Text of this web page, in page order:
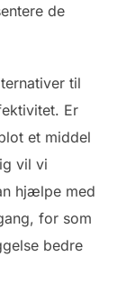
de
til
Er
et middel
vil vi
hjælpe med
for som
bedre